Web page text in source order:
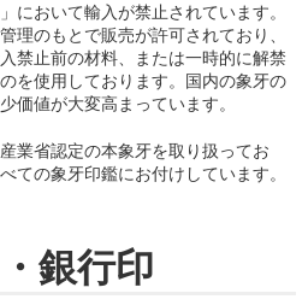
において輸入が禁止されています。
理のもとで販売が許可されており、
禁止前の材料、または一時的に解禁
を使用しております。国内の象牙の
価値が大変高まっています。
業省認定の本象牙を取り扱ってお
ての象牙印鑑にお付けしています。
銀行印